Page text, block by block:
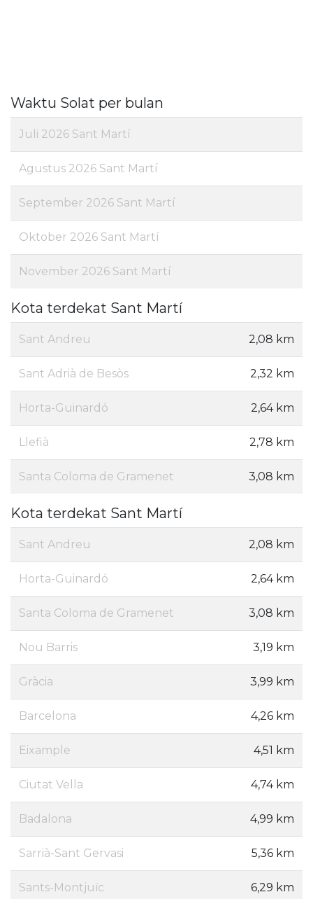
Waktu Solat per bulan
Juli 2026 Sant Martí
Agustus 2026 Sant Martí
September 2026 Sant Martí
Oktober 2026 Sant Martí
November 2026 Sant Martí
Kota terdekat Sant Martí
Sant Andreu 2,08 km
Sant Adrià de Besòs 2,32 km
Horta-Guinardó 2,64 km
Llefià 2,78 km
Santa Coloma de Gramenet 3,08 km
Kota terdekat Sant Martí
Sant Andreu 2,08 km
Horta-Guinardó 2,64 km
Santa Coloma de Gramenet 3,08 km
Nou Barris 3,19 km
Gràcia 3,99 km
Barcelona 4,26 km
Eixample 4,51 km
Ciutat Vella 4,74 km
Badalona 4,99 km
Sarrià-Sant Gervasi 5,36 km
Sants-Montjuïc 6,29 km